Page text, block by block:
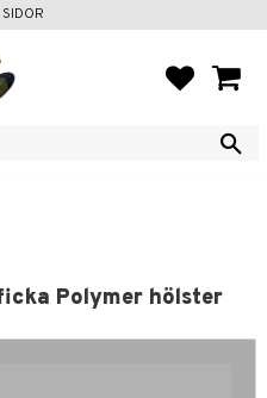
Polymer hölster